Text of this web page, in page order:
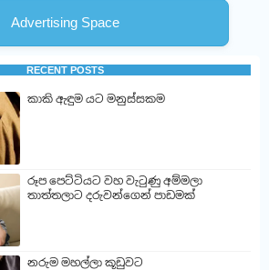
Advertising Space
RECENT POSTS
කාකි ඇඳුම යට මනුස්සකම
රූප පෙට්ටියට වහ වැටුණු අම්මලා
තාත්තලාට දරුවන්ගෙන් පාඩමක්
නරුම මහල්ලා කූඩුවට